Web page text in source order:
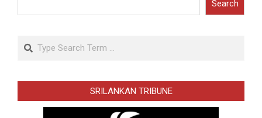
Search
Search
SRILANKAN TRIBUNE